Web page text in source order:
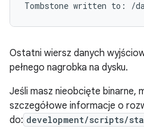
Ostatni wiersz danych
pełnego nagrobka na dysku.
Jeśli masz nieobcięte binarne,
szczegółowe informacje o
do: development/scripts/